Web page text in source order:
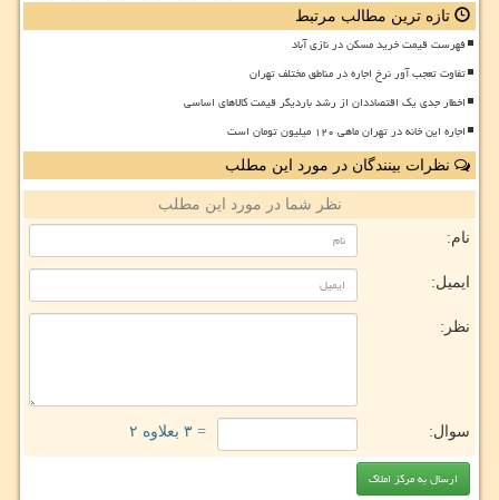
تازه ترین مطالب مرتبط
فهرست قیمت خرید مسکن در نازی آباد
تفاوت تعجب آور نرخ اجاره در مناطق مختلف تهران
اخطار جدی یک اقتصاددان از رشد باردیگر قیمت کالاهای اساسی
اجاره این خانه در تهران ماهی ۱۲۰ میلیون تومان است
نظرات بینندگان در مورد این مطلب
نظر شما در مورد این مطلب
نام:
ایمیل:
نظر:
سوال: = ۳ بعلاوه ۲